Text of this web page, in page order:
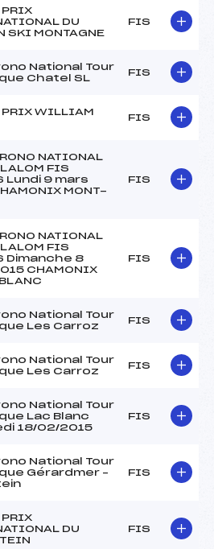
PRIX
DU
SKI MONTAGNE
FIS
National Tour
Chatel SL
FIS
PRIX WILLIAM
FIS
NATIONAL
FIS
Lundi 9 mars
MONT-
FIS
NATIONAL
FIS
Dimanche 8
CHAMONIX
FIS
National Tour
Les Carroz
FIS
National Tour
Les Carroz
FIS
National Tour
Lac Blanc
18/02/2015
FIS
National Tour
Gérardmer –
FIS
PRIX
DU
FIS